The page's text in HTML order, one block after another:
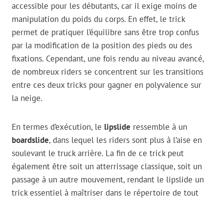
accessible pour les débutants, car il exige moins de
manipulation du poids du corps. En effet, le trick
permet de pratiquer l’équilibre sans être trop confus
par la modification de la position des pieds ou des
fixations. Cependant, une fois rendu au niveau avancé,
de nombreux riders se concentrent sur les transitions
entre ces deux tricks pour gagner en polyvalence sur
la neige.
En termes d’exécution, le lipslide ressemble à un
boardslide, dans lequel les riders sont plus à l’aise en
soulevant le truck arrière. La fin de ce trick peut
également être soit un atterrissage classique, soit un
passage à un autre mouvement, rendant le lipslide un
trick essentiel à maîtriser dans le répertoire de tout